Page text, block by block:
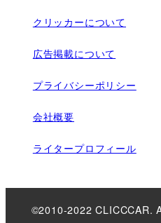
クリッカーについて
広告掲載について
プライバシーポリシー
会社概要
ライタープロフィール
©2010-2022 CLICCCAR.